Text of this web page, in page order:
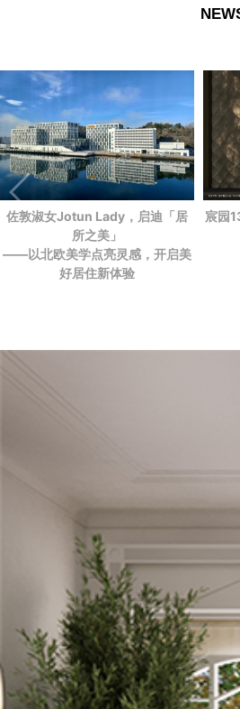
佐敦淑女Jotun Lady，启迪「居
所之美」
——以北欧美学点亮灵感，开启美
好居住新体验
宸园